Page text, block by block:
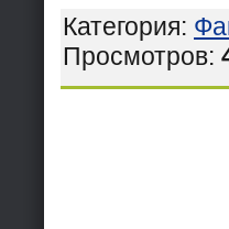
Категория:
Просмотров: